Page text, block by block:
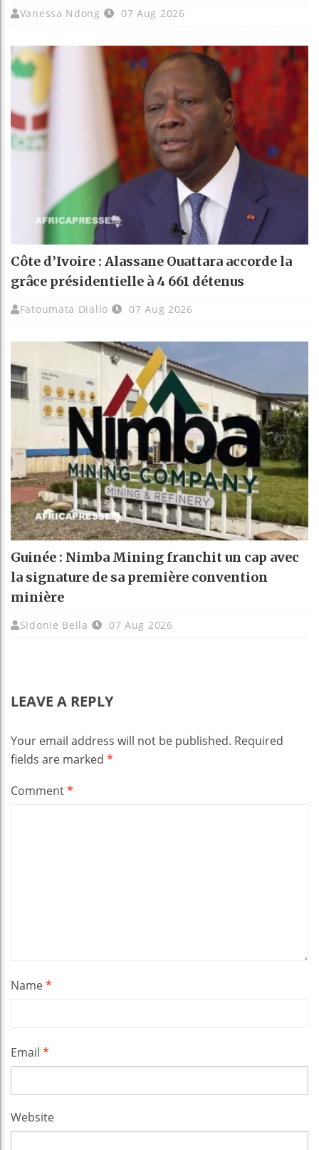
Vanessa Ndong 07 Aug 2026
Côte d’Ivoire : Alassane Ouattara accorde la
grâce présidentielle à 4 661 détenus
Fatoumata Diallo 07 Aug 2026
Guinée : Nimba Mining franchit un cap avec
la signature de sa première convention
minière
Sidonie Bella 07 Aug 2026
LEAVE A REPLY
Your email address will not be published. Required
fields are marked *
Comment*
Name*
Email *
Website